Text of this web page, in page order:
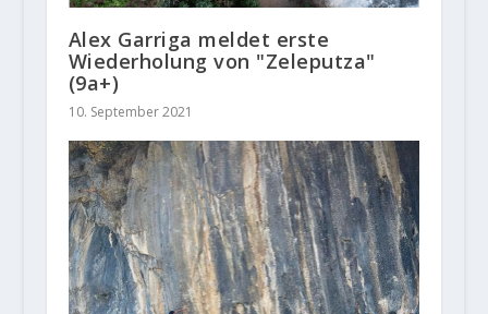
Alex Garriga meldet erste
Wiederholung von "Zeleputza"
(9a+)
10. September 2021